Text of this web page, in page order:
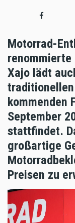
Motorrad-
Xajo lädt
kommenden
September
stattfindet.
großartige
Preisen zu